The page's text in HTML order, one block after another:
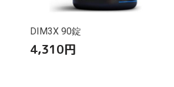
DIM3X 90錠
4,310円